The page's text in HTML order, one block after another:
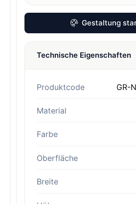
Gestaltung
Technische Eigenschaften
Produktcode GR-
Material
Farbe
Oberfläche
Breite